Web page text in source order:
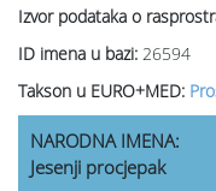
Izvor podataka o
ID imena u bazi: 26594
Takson u EURO+MED:
NARODNA IMENA:
Jesenji procjepak